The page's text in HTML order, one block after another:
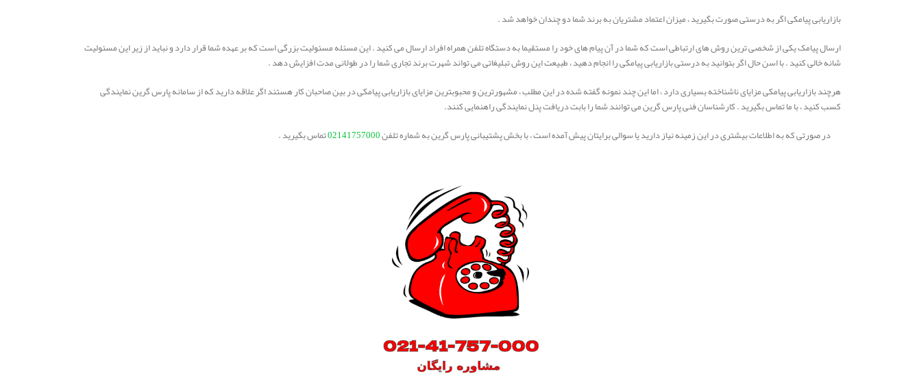
بازاریابی پیامکی اگر به درستی صورت بگیرید ، میزان اعتماد مشتریان به برند شما دو چندان خواهد شد .
ارسال پیامک یکی از شخصی ترین روش های ارتباطی است که شما در آن پیام های خود را مستقیما به دستگاه تلفن همراه افراد ارسال می کنید . این مسئله مسئولیت بزرگی است که بر عهده شما قرار دارد و نباید از زیر این مسئولیت
شانه خالی کنید . با اسن حال اگر بتوانید به درستی بازاریابی پیامکی را انجام دهید ، طبیعت این روش تبلیغاتی می تواند شهرت برند تجاری شما را در طولانی مدت افزایش دهد .
هرچند بازاریابی پیامکی مزایای ناشناخته بسیاری دارد ، اما این چند نمونه گفته شده در این مطلب ، مشهورترین و محبوبترین مزایای بازاریابی پیامکی در بین صاحبان کار هستند اگر علاقه دارید که از سامانه پارس گرین نمایندگی
کسب کنید ، با ما تماس بگیرید . کارشناسان فنی پارس گرین می توانند شما را بابت دریافت پنل نمایندگی راهنمایی کنند.
در صورتی که به اطلاعات بیشتری در این زمینه نیاز دارید یا سوالی برایتان پیش آمده است ، با بخش پشتیبانی پارس گرین به شماره تلفن02141757000تماس بگیرید .